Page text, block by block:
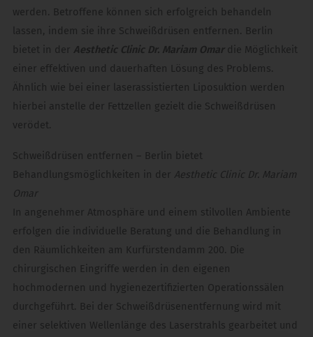
werden. Betroffene können sich erfolgreich behandeln
lassen, indem sie ihre Schweißdrüsen entfernen. Berlin
bietet in der Aesthetic Clinic Dr. Mariam Omardie Möglichkeit
einer effektiven und dauerhaften Lösung des Problems.
Ähnlich wie bei einer laserassistierten Liposuktion werden
hierbei anstelle der Fettzellen gezielt die Schweißdrüsen
verödet.
Schweißdrüsen entfernen – Berlin bietet
Behandlungsmöglichkeiten in der Aesthetic Clinic Dr. Mariam
Omar
In angenehmer Atmosphäre und einem stilvollen Ambiente
erfolgen die individuelle Beratung und die Behandlung in
den Räumlichkeiten am Kurfürstendamm 200. Die
chirurgischen Eingriffe werden in den eigenen
hochmodernen und hygienezertifizierten Operationssälen
durchgeführt. Bei der Schweißdrüsenentfernung wird mit
einer selektiven Wellenlänge des Laserstrahls gearbeitet und